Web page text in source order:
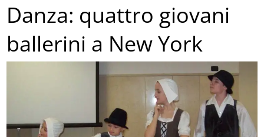
Danza: quattro giovani
ballerini a New York